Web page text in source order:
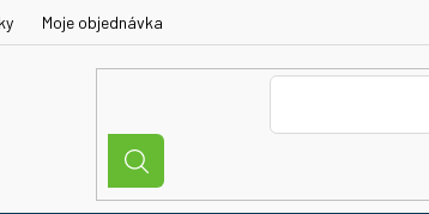
Moje objednávka